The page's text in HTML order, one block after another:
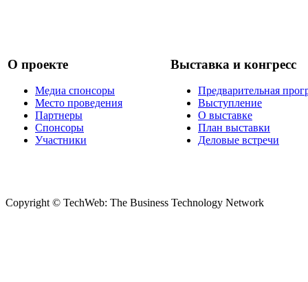
О проекте
Медиа спонсоры
Место проведения
Партнеры
Спонсоры
Участники
Выставка и конгресс
Предварительная
Выступление
О выставке
План выставки
Деловые встречи
Copyright © TechWeb: The Business Technology Network